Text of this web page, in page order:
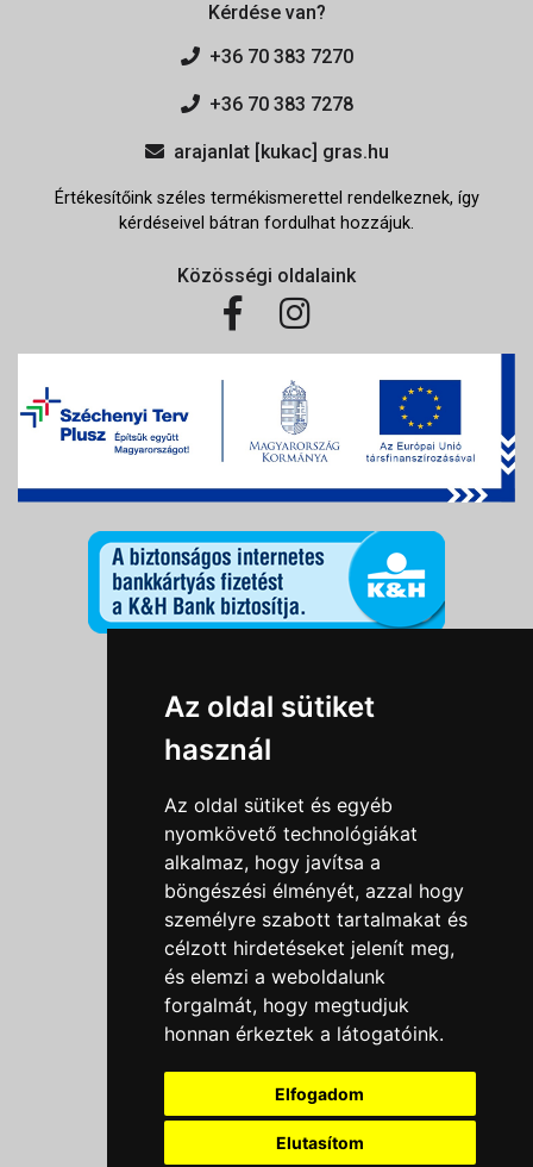
Az oldal sütiket
használ
Az oldal sütiket és egyéb
nyomkövető technológiákat
alkalmaz, hogy javítsa a
böngészési élményét, azzal hogy
személyre szabott tartalmakat és
célzott hirdetéseket jelenít meg,
és elemzi a weboldalunk
forgalmát, hogy megtudjuk
honnan érkeztek a látogatóink.
Elfogadom
Elutasítom
Kérdése van?
+36 70 383 7270
+36 70 383 7278
arajanlat [kukac] gras.hu
Értékesítőink széles termékismerettel rendelkeznek, így
kérdéseivel bátran fordulhat hozzájuk.
Közösségi oldalaink
Információk
Általános szerződési feltételek
Impresszum
Nyereményjáték szabály
Outlet nap nyereményjáték szabályzat
Süti beállítások
Menü
Ajánlatkérés
Szakmai tippek / Újdonságok
Kapcsolat
Letölthető katalógusok
Rólunk